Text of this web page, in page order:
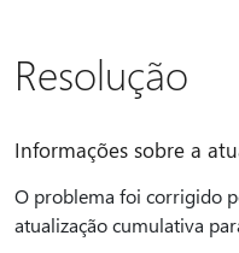
Resolução
Informações sobre a
O problema foi corrigido
atualização cumulativa